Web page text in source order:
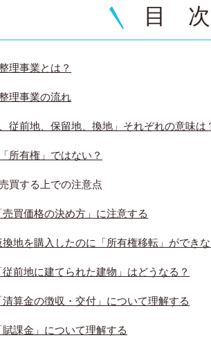
目 次
理事業とは？
理事業の流れ
、従前地、保留地、換地」それぞれの意味は
所有権」ではない？
買する上での注意点
売買価格の決め方」に注意する
換地を購入したのに「所有権移転」ができ
従前地に建てられた建物」はどうなる？
清算金の徴収・交付」について理解する
賦課金」について理解する